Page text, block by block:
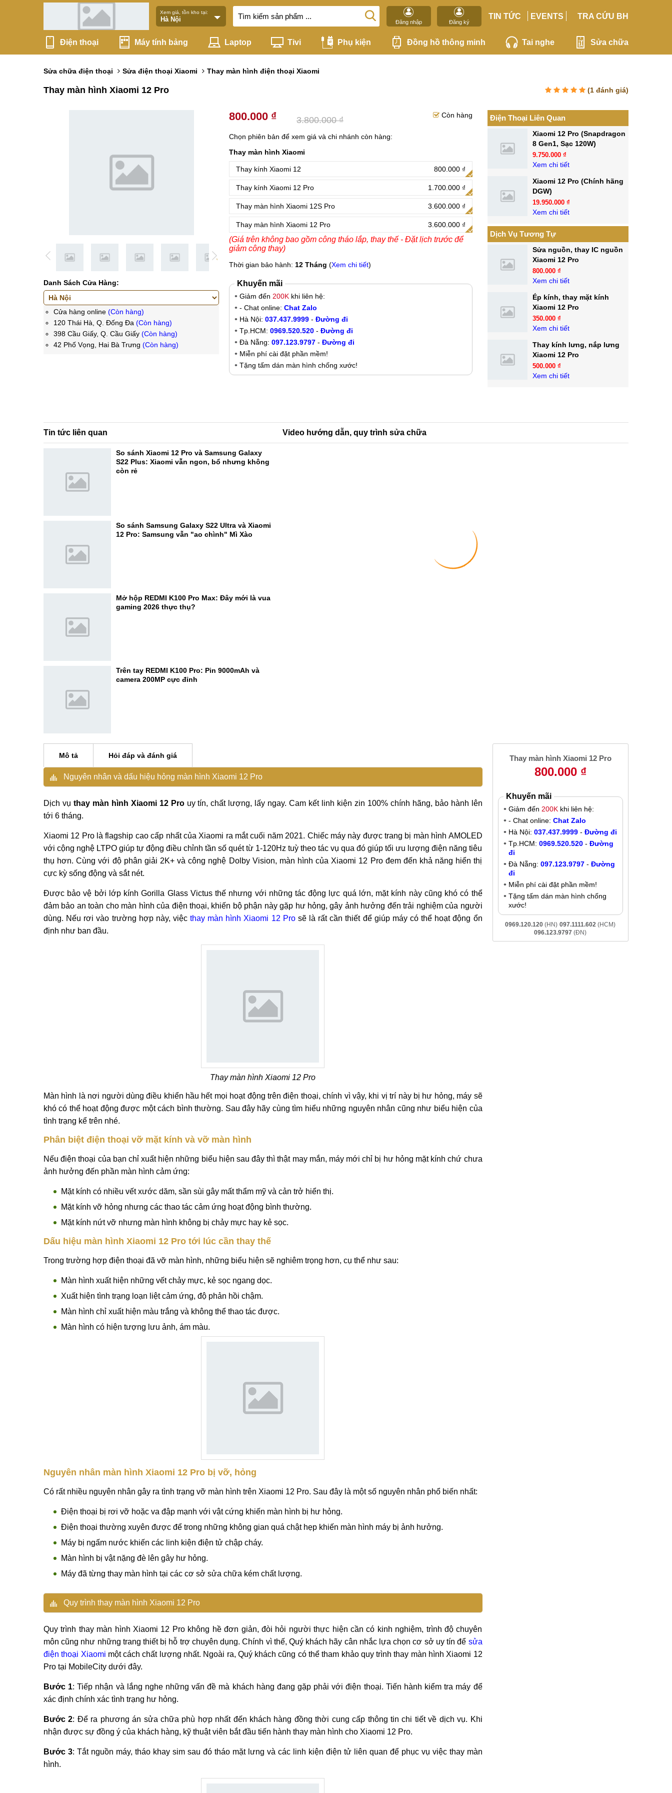
Xem giá, tồn kho tại:
Đăng nhập Đăng ký
TIN TỨC EVENTS TRA CỨU BH
Điện thoại Máy tính bảng Laptop Tivi Phụ kiện Đồng hồ thông minh Tai nghe Sửa chữa
Sửa chữa điện thoại Sửa điện thoại Xiaomi Thay màn hình điện thoại Xiaomi
Thay màn hình Xiaomi 12 Pro (1 đánh giá)
Danh Sách Cửa Hàng:
Cửa hàng online (Còn hàng)
120 Thái Hà, Q. Đống Đa (Còn hàng)
398 Cầu Giấy, Q. Cầu Giấy (Còn hàng)
42 Phố Vọng, Hai Bà Trưng (Còn hàng)
800.000 ₫ 3.800.000 ₫ Còn hàng
Chọn phiên bản để xem giá và chi nhánh còn hàng:
Thay màn hình Xiaomi
Thay kính Xiaomi 12 800.000 ₫
Thay kính Xiaomi 12 Pro 1.700.000 ₫
Thay màn hình Xiaomi 12S Pro 3.600.000 ₫
Thay màn hình Xiaomi 12 Pro 3.600.000 ₫
(Giá trên không bao gồm công tháo lắp, thay thế - Đặt lịch trước để
giảm công thay)
Thời gian bảo hành: 12 Tháng (Xem chi tiết)
Khuyến mãi
Giảm đến 200K khi liên hệ:
- Chat online: Chat Zalo
Hà Nội: 037.437.9999 - Đường đi
Tp.HCM: 0969.520.520 - Đường đi
Đà Nẵng: 097.123.9797 - Đường đi
Miễn phí cài đặt phần mềm!
Tặng tấm dán màn hình chống xước!
Điện Thoại Liên Quan
Xiaomi 12 Pro (Snapdragon
8 Gen1, Sạc 120W)
9.750.000 ₫
Xem chi tiết
Xiaomi 12 Pro (Chính hãng
DGW)
19.950.000 ₫
Xem chi tiết
Dịch Vụ Tương Tự
Sửa nguồn, thay IC nguồn
Xiaomi 12 Pro
800.000 ₫
Xem chi tiết
Ép kính, thay mặt kính
Xiaomi 12 Pro
350.000 ₫
Xem chi tiết
Thay kính lưng, nắp lưng
Xiaomi 12 Pro
500.000 ₫
Xem chi tiết
Tin tức liên quan
So sánh Xiaomi 12 Pro và Samsung Galaxy
S22 Plus: Xiaomi vẫn ngon, bổ nhưng không
còn rẻ
So sánh Samsung Galaxy S22 Ultra và Xiaomi
12 Pro: Samsung vẫn "ao chình" Mì Xào
Mở hộp REDMI K100 Pro Max: Đây mới là vua
gaming 2026 thực thụ?
Trên tay REDMI K100 Pro: Pin 9000mAh và
camera 200MP cực đỉnh
Video hướng dẫn, quy trình sửa chữa
Mô tả Hỏi đáp và đánh giá
Nguyên nhân và dấu hiệu hỏng màn hình Xiaomi 12 Pro
Dịch vụ thay màn hình Xiaomi 12 Prouy tín, chất lượng, lấy ngay. Cam kết linh kiện zin 100% chính hãng, bảo hành lên
tới 6 tháng.
Xiaomi 12 Pro là flagship cao cấp nhất của Xiaomi ra mắt cuối năm 2021. Chiếc máy này được trang bị màn hình AMOLED
với cộng nghệ LTPO giúp tự động điều chỉnh tần số quét từ 1-120Hz tuỳ theo tác vụ qua đó giúp tối ưu lượng điện năng tiêu
thụ hơn. Cùng với độ phân giải 2K+ và công nghệ Dolby Vision, màn hình của Xiaomi 12 Pro đem đến khả năng hiển thị
cực kỳ sống động và sắt nét.
Được bảo vệ bởi lớp kính Gorilla Glass Victus thế nhưng với những tác động lực quá lớn, mặt kính này cũng khó có thể
đảm bảo an toàn cho màn hình của điện thoại, khiến bộ phận này gặp hư hỏng, gây ảnh hưởng đến trải nghiệm của người
dùng. Nếu rơi vào trường hợp này, việcthay màn hình Xiaomi 12 Prosẽ là rất cần thiết để giúp máy có thể hoạt động ổn
định như ban đầu.
Thay màn hình Xiaomi 12 Pro
Màn hình là nơi người dùng điều khiển hầu hết mọi hoạt động trên điện thoại, chính vì vậy, khi vị trí này bị hư hỏng, máy sẽ
khó có thể hoạt động được một cách bình thường. Sau đây hãy cùng tìm hiểu những nguyên nhân cũng như biểu hiện của
tình trạng kể trên nhé.
Phân biệt điện thoại vỡ mặt kính và vỡ màn hình
Nếu điện thoại của bạn chỉ xuất hiện những biểu hiện sau đây thì thật may mắn, máy mới chỉ bị hư hỏng mặt kính chứ chưa
ảnh hưởng đến phần màn hình cảm ứng:
Mặt kính có nhiều vết xước dăm, sần sùi gây mất thẩm mỹ và cản trở hiển thị.
Mặt kính vỡ hỏng nhưng các thao tác cảm ứng hoạt động bình thường.
Mặt kính nứt vỡ nhưng màn hình không bị chảy mực hay kẻ sọc.
Dấu hiệu màn hình Xiaomi 12 Pro tới lúc cần thay thế
Trong trường hợp điện thoại đã vỡ màn hình, những biểu hiện sẽ nghiêm trọng hơn, cụ thể như sau:
Màn hình xuất hiện những vết chảy mực, kẻ sọc ngang dọc.
Xuất hiện tình trạng loạn liệt cảm ứng, độ phản hồi chậm.
Màn hình chỉ xuất hiện màu trắng và không thể thao tác được.
Màn hình có hiện tượng lưu ảnh, ám màu.
Nguyên nhân màn hình Xiaomi 12 Pro bị vỡ, hỏng
Có rất nhiều nguyên nhân gây ra tình trạng vỡ màn hình trên Xiaomi 12 Pro. Sau đây là một số nguyên nhân phổ biến nhất:
Điện thoại bị rơi vỡ hoặc va đập mạnh với vật cứng khiến màn hình bị hư hỏng.
Điện thoại thường xuyên được để trong những không gian quá chật hẹp khiến màn hình máy bị ảnh hưởng.
Máy bị ngấm nước khiến các linh kiện điện tử chập cháy.
Màn hình bị vật nặng đè lên gây hư hỏng.
Máy đã từng thay màn hình tại các cơ sở sửa chữa kém chất lượng.
Quy trình thay màn hình Xiaomi 12 Pro
Quy trình thay màn hình Xiaomi 12 Pro không hề đơn giản, đòi hỏi người thực hiện cần có kinh nghiệm, trình độ chuyên
môn cũng như những trang thiết bị hỗ trợ chuyên dụng. Chính vì thế, Quý khách hãy cân nhắc lựa chọn cơ sở uy tín để sửa
điện thoại Xiaomi một cách chất lượng nhất. Ngoài ra, Quý khách cũng có thể tham khảo quy trình thay màn hình Xiaomi 12
Pro tại MobileCity dưới đây.
Bước 1: Tiếp nhận và lắng nghe những vấn đề mà khách hàng đang gặp phải với điện thoại. Tiến hành kiểm tra máy để
xác định chính xác tình trạng hư hỏng.
Bước 2: Để ra phương án sửa chữa phù hợp nhất đến khách hàng đồng thời cung cấp thông tin chi tiết về dịch vụ. Khi
nhận được sự đồng ý của khách hàng, kỹ thuật viên bắt đầu tiến hành thay màn hình cho Xiaomi 12 Pro.
Bước 3: Tắt nguồn máy, tháo khay sim sau đó tháo mặt lưng và các linh kiện điện tử liên quan để phục vụ việc thay màn
hình.
Thay màn hình Xiaomi 12 Pro
800.000 ₫
Khuyến mãi
Giảm đến 200Kkhi liên hệ:
- Chat online: Chat Zalo
Hà Nội: 037.437.9999- Đường đi
Tp.HCM: 0969.520.520- Đường
đi
Đà Nẵng: 097.123.9797- Đường
đi
Miễn phí cài đặt phần mềm!
Tặng tấm dán màn hình chống
xước!
0969.120.120 (HN) 097.1111.602 (HCM)
096.123.9797 (ĐN)